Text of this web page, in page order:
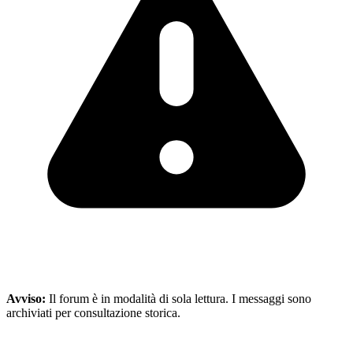
Avviso: Il forum è in modalità di sola lettura. I messaggi sono
archiviati per consultazione storica.